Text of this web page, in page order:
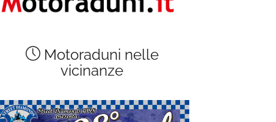
Motoraduni nelle
vicinanze